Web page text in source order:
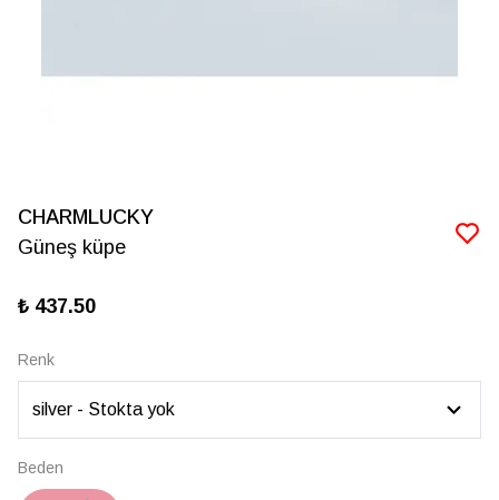
CHARMLUCKY
Güneş küpe
₺ 437.50
Renk
Beden